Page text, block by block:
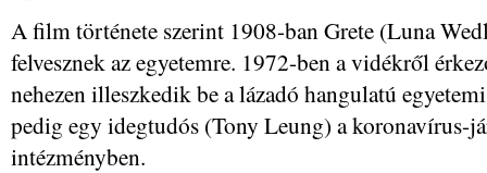
A film története szerint 1908-ban Grete (Luna
felvesznek az egyetemre. 1972-ben a vidékről
nehezen illeszkedik be a lázadó hangulatú
pedig egy idegtudós (Tony Leung) a koronavírus-
intézményben.